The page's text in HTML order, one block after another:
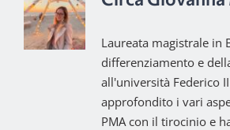
Laureata magistrale in
differenziamento e
all'università Federico
approfondito i vari
PMA con il tirocinio e